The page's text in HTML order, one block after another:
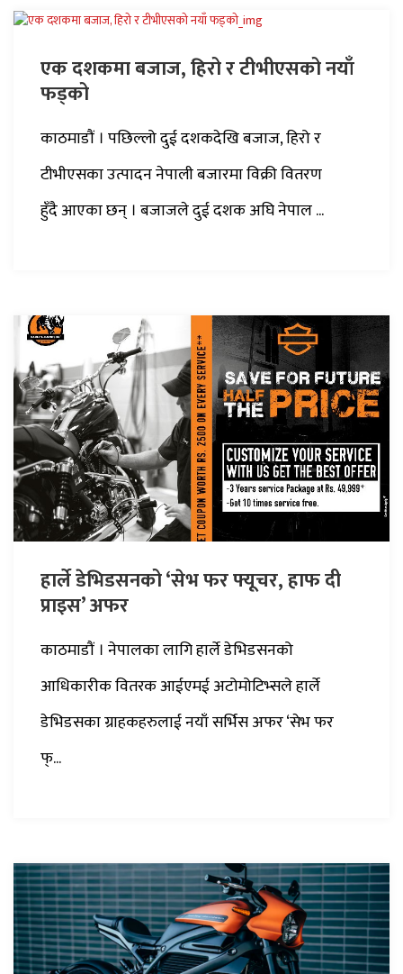
एक दशकमा बजाज, हिरो र टीभीएसको नयाँ
फड्को
काठमाडौं । पछिल्लो दुई दशकदेखि बजाज, हिरो र
टीभीएसका उत्पादन नेपाली बजारमा विक्री वितरण
हुँदै आएका छन् । बजाजले दुई दशक अघि नेपाल ...
हार्ले डेभिडसनको ‘सेभ फर फ्यूचर, हाफ दी
प्राइस’ अफर
काठमाडौं । नेपालका लागि हार्ले डेभिडसनको
आधिकारीक वितरक आईएमई अटोमोटिभ्सले हार्ले
डेभिडसका ग्राहकहरुलाई नयाँ सर्भिस अफर ‘सेभ फर
फ्...